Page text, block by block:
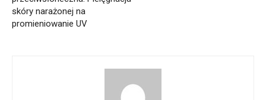
skóry narażonej na
promieniowanie UV